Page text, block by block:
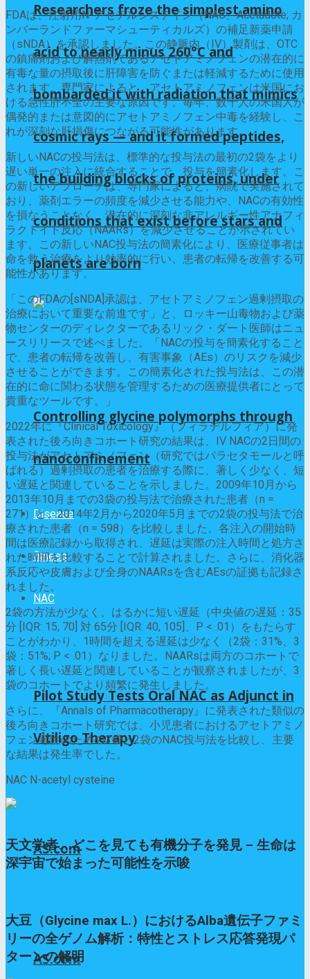
Researchers froze the simplest amino
acid to nearly minus 260°C and
bombarded it with radiation that mimics
cosmic rays — and it formed peptides,
the building blocks of proteins, under
conditions that exist before stars and
planets are born
Controlling glycine polymorphs through
nanoconfinement
Disease
fitness
NAC
Pilot Study Tests Oral NAC as Adjunct in
Vitiligo Therapy
AS.com
AS.com
FDAは、注射用N-アセチルシステイン（NAC、Acetadote; カ
ンバーランドファーマシューティカルズ）の補足新薬申請
（sNDA）を承認しました。この静脈内（IV）製剤は、OTC
の鎮痛剤および解熱剤であるアセトアミノフェンの潜在的に
有毒な量の摂取後に肝障害を防ぐまたは軽減するために使用
されます。専門家によると、アセトアミノフェンは米国にお
ける急性肝不全の主要な原因です。毎年、数千人の米国人が
偶発的または意図的にアセトアミノフェン中毒を経験し、こ
れが深刻な肝損傷につながる可能性があります。
新しいNACの投与法は、標準的な投与法の最初の2袋をより
遅い単一の注入に統合することで、投与を簡素化します。こ
の新しいアプローチは、専門家によると、病院で実施されて
おり、薬剤エラーの頻度を減少させる能力や、NACの有効性
を損なうことなく、潜在的に深刻な非アレルギー性アナフィ
ラクトイド反応（NAARs）を減少させることが示されてい
ます。この新しいNAC投与法の簡素化により、医療従事者は
命を救う治療をより効率的に行い、患者の転帰を改善する可
能性があります。
「このFDAの[sNDA]承認は、アセトアミノフェン過剰摂取の
治療において重要な前進です」と、ロッキー山毒物および薬
物センターのディレクターであるリック・ダート医師はニュ
ースリリースで述べました。「NACの投与を簡素化すること
で、患者の転帰を改善し、有害事象（AEs）のリスクを減少
させることができます。この簡素化された投与法は、この潜
在的に命に関わる状態を管理するための医療提供者にとって
貴重なツールです。」
2022年に『Clinical Toxicology』（フィラデルフィア）に発
表された後ろ向きコホート研究の結果は、IV NACの2日間の
投与法がアセトアミノフェン（研究ではパラセタモールと呼
ばれる）過剰摂取の患者を治療する際に、著しく少なく、短
い遅延と関連していることを示しました。2009年10月から
2013年10月までの3袋の投与法で治療された患者（n =
271）と、2014年2月から2020年5月までの2袋の投与法で治
療された患者（n = 598）を比較しました。各注入の開始時
間は医療記録から取得され、遅延は実際の注入時間と処方さ
れた時間を比較することで計算されました。さらに、消化器
系反応や皮膚および全身のNAARsを含むAEsの証拠も記録さ
れました。
2袋の方法が少なく、はるかに短い遅延（中央値の遅延：35
分 [IQR: 15, 70] 対 65分 [IQR: 40, 105]、P < .01）をもたらす
ことがわかり、1時間を超える遅延は少なく（2袋：31%、3
袋：51%; P < .01）なりました。NAARsは両方のコホートで
著しく長い遅延と関連していることが観察されましたが、3
袋のコホートでより頻繁に発生しました。
さらに、『Annals of Pharmacotherapy』に発表された類似の
後ろ向きコホート研究では、小児患者におけるアセトアミノ
フェン毒性のための3袋と2袋のNAC投与法を比較し、主要
な結果は発生率でした。
NAC N-acetyl cysteine
天文学者、どこを見ても有機分子を発見 – 生命は
深宇宙で始まった可能性を示唆
大豆（Glycine max L.）におけるAlba遺伝子ファミ
リーの全ゲノム解析：特性とストレス応答発現パ
ターンの解明